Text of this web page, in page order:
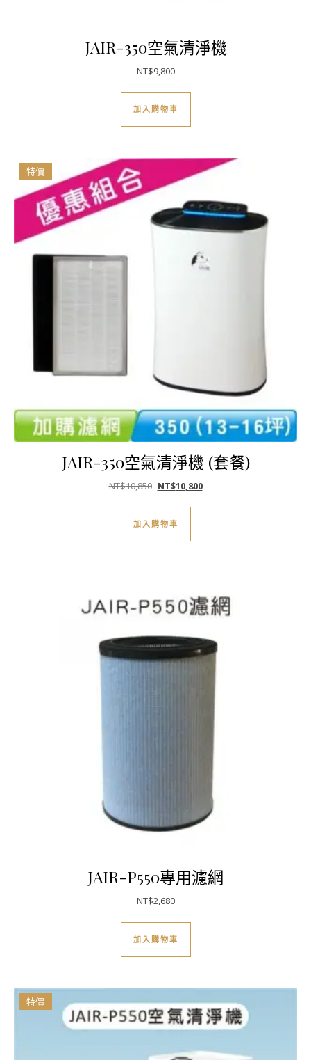
JAIR-350空氣清淨機
NT$9,800
加入購物車
特價
JAIR-350空氣清淨機 (套餐)
NT$10,850 原始價格：NT$10,850。
NT$10,800目前價格：NT$10,800。
加入購物車
JAIR-P550專用濾網
NT$2,680
加入購物車
特價